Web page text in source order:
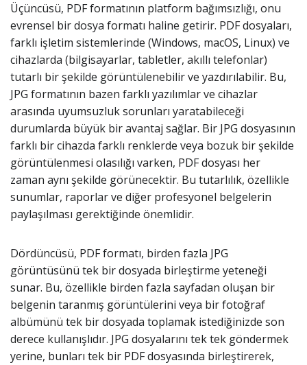
Üçüncüsü, PDF formatının platform bağımsızlığı, onu
evrensel bir dosya formatı haline getirir. PDF dosyaları,
farklı işletim sistemlerinde (Windows, macOS, Linux) ve
cihazlarda (bilgisayarlar, tabletler, akıllı telefonlar)
tutarlı bir şekilde görüntülenebilir ve yazdırılabilir. Bu,
JPG formatının bazen farklı yazılımlar ve cihazlar
arasında uyumsuzluk sorunları yaratabileceği
durumlarda büyük bir avantaj sağlar. Bir JPG dosyasının
farklı bir cihazda farklı renklerde veya bozuk bir şekilde
görüntülenmesi olasılığı varken, PDF dosyası her
zaman aynı şekilde görünecektir. Bu tutarlılık, özellikle
sunumlar, raporlar ve diğer profesyonel belgelerin
paylaşılması gerektiğinde önemlidir.
Dördüncüsü, PDF formatı, birden fazla JPG
görüntüsünü tek bir dosyada birleştirme yeteneği
sunar. Bu, özellikle birden fazla sayfadan oluşan bir
belgenin taranmış görüntülerini veya bir fotoğraf
albümünü tek bir dosyada toplamak istediğinizde son
derece kullanışlıdır. JPG dosyalarını tek tek göndermek
yerine, bunları tek bir PDF dosyasında birleştirerek,